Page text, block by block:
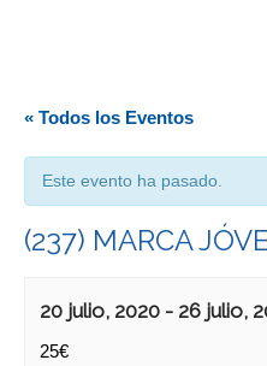
« Todos los Eventos
Este evento ha pasado.
(237) MARCA
20 julio, 2020 - 26 julio,
25€